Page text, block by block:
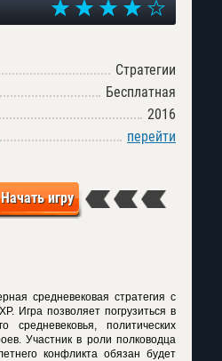
Стратегии
Бесплатная
2016
перейти
Начать игру
средневековая стратегия с
Игра позволяет погрузиться в
средневековья, политических
Участник в роли полководца
конфликта обязан будет